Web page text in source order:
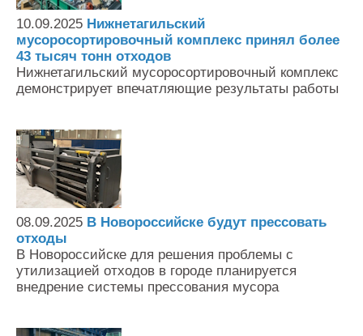
10.09.2025 Нижнетагильский
мусоросортировочный комплекс принял более
43 тысяч тонн отходов
Нижнетагильский мусоросортировочный комплекс
демонстрирует впечатляющие результаты работы
08.09.2025 В Новороссийске будут прессовать
отходы
В Новороссийске для решения проблемы с
утилизацией отходов в городе планируется
внедрение системы прессования мусора